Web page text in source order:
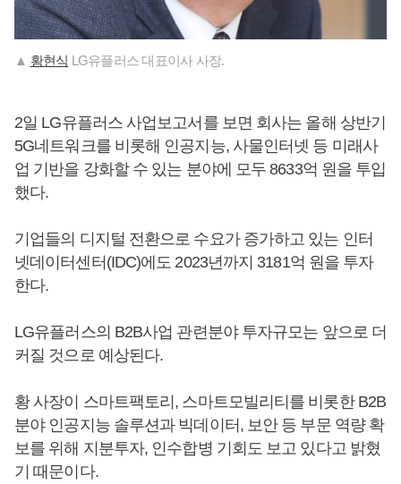
▲ 황현식 LG유플러스 대표이사 사장.
2일 LG유플러스 사업보고서를 보면 회사는 올해 상반기
5G네트워크를 비롯해 인공지능, 사물인터넷 등 미래사
업 기반을 강화할 수 있는 분야에 모두 8633억 원을 투입
했다.
기업들의 디지털 전환으로 수요가 증가하고 있는 인터
넷데이터센터(IDC)에도 2023년까지 3181억 원을 투자
한다.
LG유플러스의 B2B사업 관련분야 투자규모는 앞으로 더
커질 것으로 예상된다.
황 사장이 스마트팩토리, 스마트모빌리티를 비롯한 B2B
분야 인공지능 솔루션과 빅데이터, 보안 등 부문 역량 확
보를 위해 지분투자, 인수합병 기회도 보고 있다고 밝혔
기 때문이다.